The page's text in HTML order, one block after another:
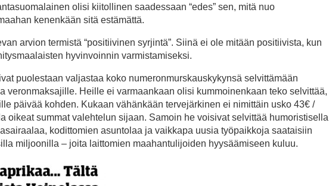
olisi kiitollinen saadessaan “edes” sen, mitä nuo
kenenkään sitä estämättä.
arvion termistä “positiivinen syrjintä”. Siinä ei ole mitään positiivista, kun
hyvinvoinnin varmistamiseksi.
puolestaan valjastaa koko numeronmurskauskykynsä selvittämään
veronmaksajille. Heille ei varmaankaan olisi kummoinenkaan teko selvittää,
päivää kohden. Kukaan vähänkään tervejärkinen ei nimittäin usko 43€ /
oikeat summat valehtelun sijaan. Samoin he voisivat selvittää humoristisella
kodittomien asuntolaa ja vaikkapa uusia työpaikkoja saataisiin
miljoonilla – joita laittomien maahantulijoiden hyysäämiseen kuluu.